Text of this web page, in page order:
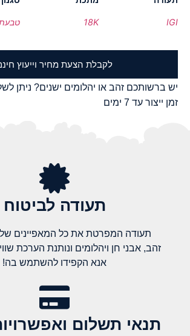
IGI
18K
לקבלת הצעת מחיר וייעוץ
יש ברשותכם זהב או יהלומים ישנים? ניתן
זמן ייצור עד 7 ימים
תעודה לביטוח
תעודה המפרטת את כל המאפיינים
זהב, אבני חן ויהלומים ונותנת הערכת
אנא הקפידו להשתמש בה!
תנאי תשלום